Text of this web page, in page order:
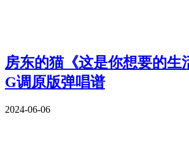
房东的猫《这是你想要的生
G调原版弹唱谱
2024-06-06